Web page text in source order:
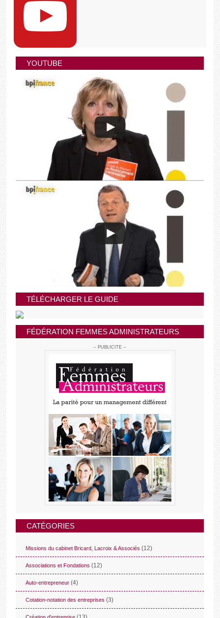
YOUTUBE
TÉLÉCHARGER LE GUIDE
FÉDÉRATION FEMMES ADMINISTRATEURS
-- PUBLICITE --
CATÉGORIES
Missions du cabinet Bricard, Lacroix & Associés (12)
Associations et Fondations (12)
Auto-entrepreneur (4)
Cotation-notation des entreprises (3)